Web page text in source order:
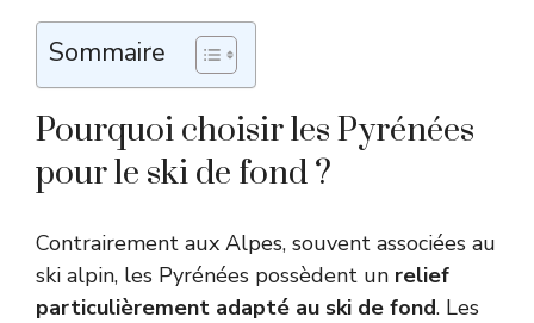
Sommaire
Pourquoi choisir les Pyrénées
pour le ski de fond ?
Contrairement aux Alpes, souvent associées au
ski alpin, les Pyrénées possèdent un relief
particulièrement adapté au ski de fond. Les